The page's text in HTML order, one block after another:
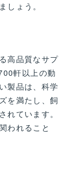
しょう。
高品質なサプ
軒以上の動
製品は、科学
を満たし、飼
れています。
われること